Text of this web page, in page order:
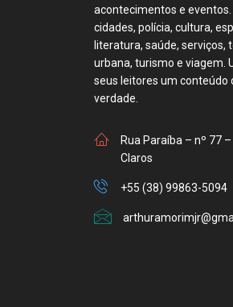
acontecimentos e
cidades, polícia, cultura,
literatura, saúde, serviços,
urbana, turismo e viagem.
seus leitores um conteúdo
verdade.
Rua Paraíba – nº 77
Claros
+55 (38) 99863-5094